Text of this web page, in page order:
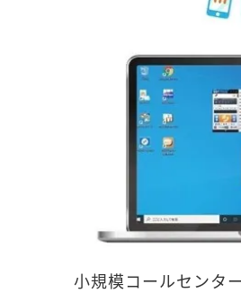
小規模コールセンタ